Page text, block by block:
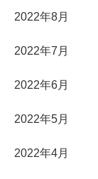
2022年8月
2022年7月
2022年6月
2022年5月
2022年4月